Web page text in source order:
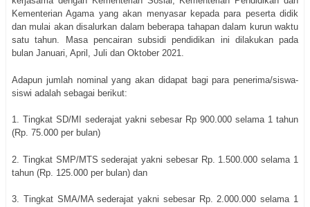
Kementerian Agama yang akan menyasar kepada para peserta didik
dan mulai akan disalurkan dalam beberapa tahapan dalam kurun waktu
satu tahun. Masa pencairan subsidi pendidikan ini dilakukan pada
bulan Januari, April, Juli dan Oktober 2021.
Adapun jumlah nominal yang akan didapat bagi para penerima/siswa-
siswi adalah sebagai berikut:
1. Tingkat SD/MI sederajat yakni sebesar Rp 900.000 selama 1 tahun
(Rp. 75.000 per bulan)
2. Tingkat SMP/MTS sederajat yakni sebesar Rp. 1.500.000 selama 1
tahun (Rp. 125.000 per bulan) dan
3. Tingkat SMA/MA sederajat yakni sebesar Rp. 2.000.000 selama 1